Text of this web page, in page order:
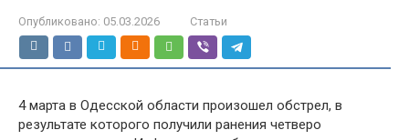
Опубликовано: 05.03.2026 Статьи
4 марта в Одесской области произошел обстрел, в
результате которого получили ранения четверо